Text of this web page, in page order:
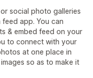
social photo galleries
app. You can
& embed feed on your
to connect with your
at one place in
so as to make it